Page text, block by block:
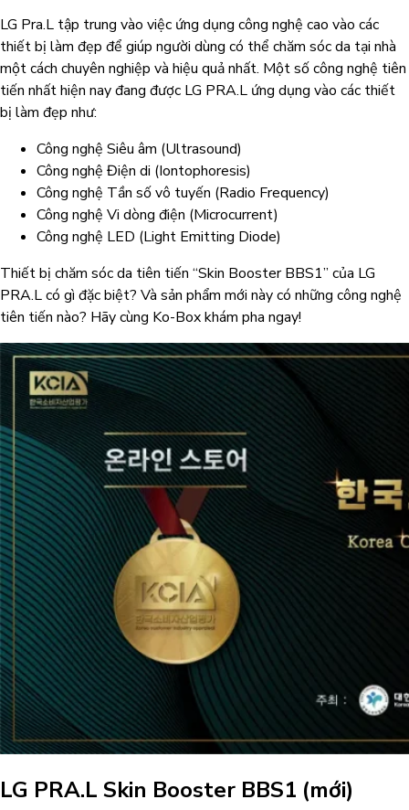
LG Pra.L tập trung vào việc ứng dụng công nghệ cao vào các
thiết bị làm đẹp để giúp người dùng có thể chăm sóc da tại nhà
một cách chuyên nghiệp và hiệu quả nhất. Một số công nghệ tiên
tiến nhất hiện nay đang được LG PRA.L ứng dụng vào các thiết
bị làm đẹp như:
Công nghệ Siêu âm (Ultrasound)
Công nghệ Điện di (Iontophoresis)
Công nghệ Tần số vô tuyến (Radio Frequency)
Công nghệ Vi dòng điện (Microcurrent)
Công nghệ LED (Light Emitting Diode)
Thiết bị chăm sóc da tiên tiến “Skin Booster BBS1” của LG
PRA.L có gì đặc biệt? Và sản phẩm mới này có những công nghệ
tiên tiến nào? Hãy cùng Ko-Box khám pha ngay!
LG PRA.L Skin Booster BBS1 (mới)